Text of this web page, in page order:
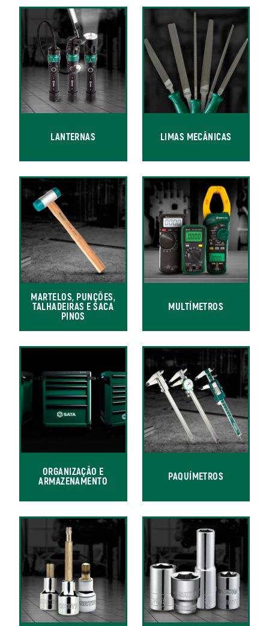
LANTERNAS LIMAS MECÂNICAS
MARTELOS, PUNÇÕES,
TALHADEIRAS E SACA
PINOS
MULTÍMETROS
ORGANIZAÇÃO E
ARMAZENAMENTO
PAQUÍMETROS